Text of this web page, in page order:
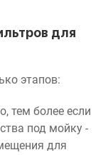
для
этапов:
тем более если
под мойку -
для